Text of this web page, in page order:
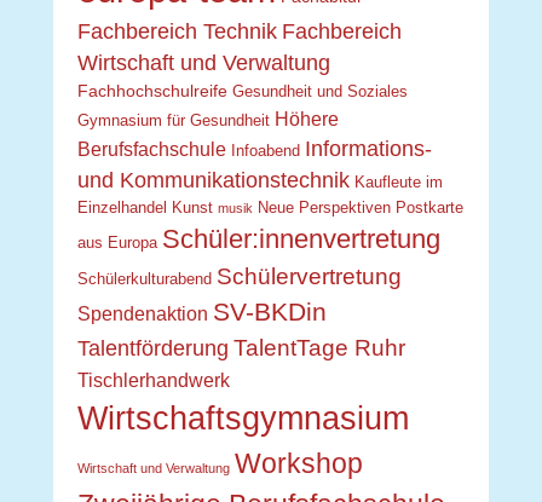
Fachbereich Technik Fachbereich
Wirtschaft und Verwaltung
Fachhochschulreife Gesundheit und Soziales
Gymnasium für Gesundheit Höhere
Berufsfachschule Infoabend Informations-
und Kommunikationstechnik Kaufleute im
Einzelhandel
Kunst musik Neue Perspektiven Postkarte
aus Europa Schüler:innenvertretung
Schülerkulturabend Schülervertretung
Spendenaktion SV-BKDin
Talentförderung TalentTage Ruhr
Tischlerhandwerk
Wirtschaftsgymnasium
Wirtschaft und Verwaltung Workshop